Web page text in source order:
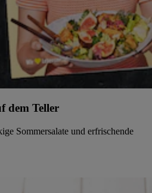
dem Teller
Sommersalate und erfrischende